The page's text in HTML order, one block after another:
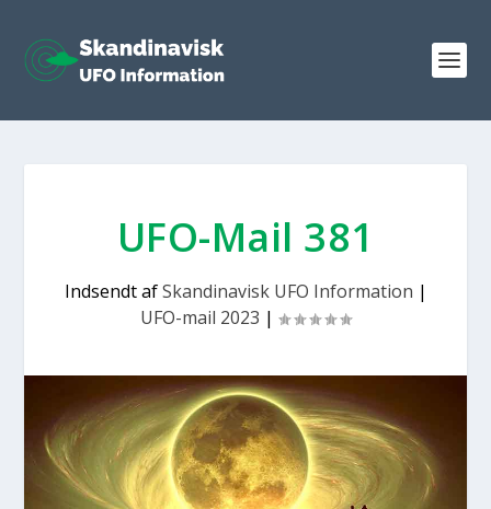
UFO-Mail 381
Indsendt afSkandinavisk UFO Information |
UFO-mail 2023 |